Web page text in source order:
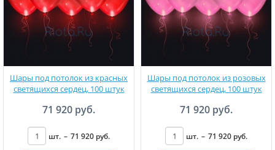
Шары под потолок из красных
светящихся сердец, 100 штук
71 920 руб.
шт. – 71 920 руб.
Шары под потолок из розовых
светящихся сердец, 100 штук
71 920 руб.
шт. – 71 920 руб.